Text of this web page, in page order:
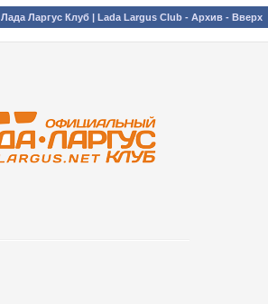
Лада Ларгус Клуб | Lada Largus Club - Архив - Вверх